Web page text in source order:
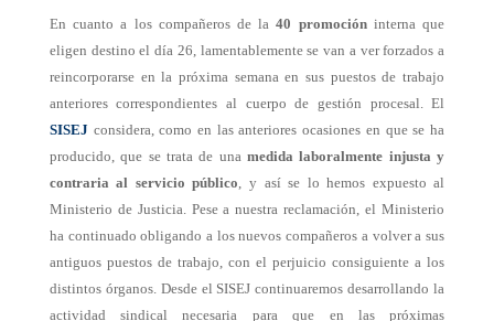
En cuanto a los compañeros de la40 promoción interna que
eligen destino el día 26, lamentablemente se van a ver forzados a
reincorporarse en la próxima semana en sus puestos de trabajo
anteriores correspondientes al cuerpo de gestión procesal. El
SISEJ considera, como en las anteriores ocasiones en que se ha
producido, que se trata de unamedida laboralmente injusta y
contraria al servicio público, y así se lo hemos expuesto al
Ministerio de Justicia. Pese a nuestra reclamación, el Ministerio
ha continuado obligando a los nuevos compañeros a volver a sus
antiguos puestos de trabajo, con el perjuicio consiguiente a los
distintos órganos. Desde el SISEJ continuaremos desarrollando la
actividad sindical necesaria para que en las próximas